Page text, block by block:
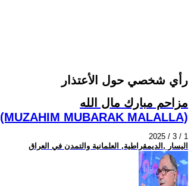
رأي شخصي حول الأعتذار
مزاحم مبارك مال الله
(MUZAHIM MUBARAK MALALLA)
2025 / 3 / 1
اليسار ,الديمقراطية, العلمانية والتمدن في العراق